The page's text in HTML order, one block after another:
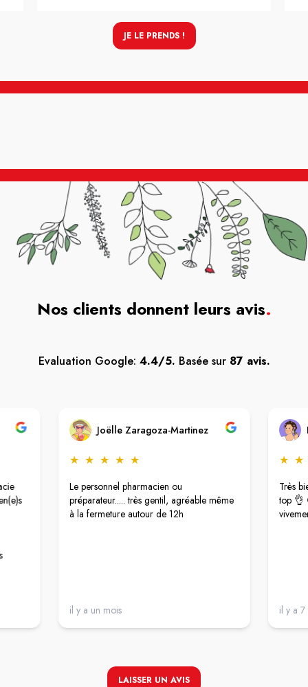
JE LE PRENDS !
Nos clients donnent leurs avis.
Evaluation Google: 4.4/5. Basée sur 87 avis.
Joëlle Zaragoza-Martinez
★ ★ ★ ★ ★
Le personnel pharmacien ou
préparateur..... très gentil, agréable même
à la fermeture autour de 12h
il y a un mois
★ ★
Très
top 👌
il y a 7
LAISSER UN AVIS